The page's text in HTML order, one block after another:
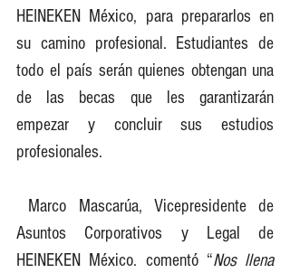
HEINEKEN México, para prepararlos en
su camino profesional. Estudiantes de
todo el país serán quienes obtengan una
de las becas que les garantizarán
empezar y concluir sus estudios
profesionales.
Asuntos Corporativos y Legal de
HEINEKEN México. comentó “Nos llena